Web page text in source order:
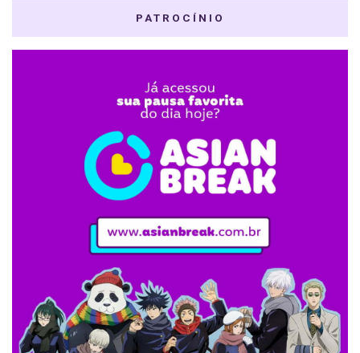
PATROCÍNIO